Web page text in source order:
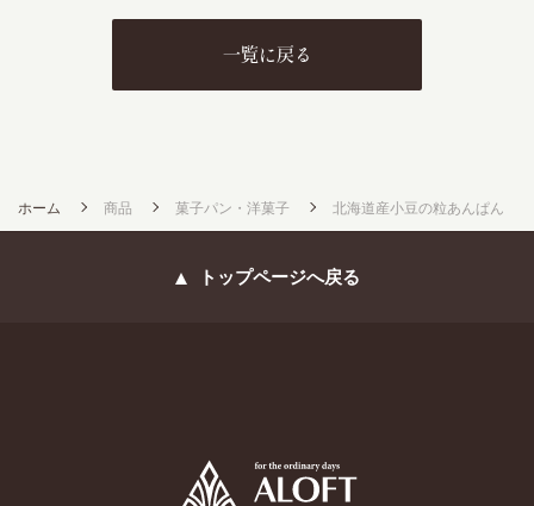
一覧に戻る
ホーム 商品 菓子パン・洋菓子 北海道産小豆の粒あんぱん
トップページへ戻る